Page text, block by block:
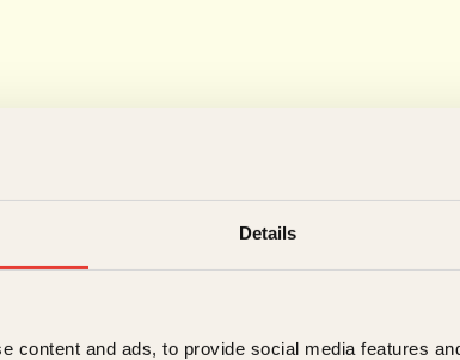
Details
content and ads, to provide social media features